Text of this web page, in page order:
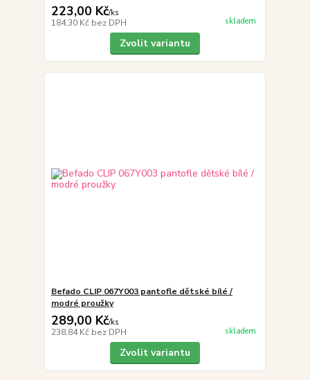
223,00 Kč/ks
184,30 Kč bez DPH skladem
Zvolit variantu
Befado CLIP 067Y003 pantofle dětské bílé /
modré proužky
289,00 Kč/ks
238,84 Kč bez DPH skladem
Zvolit variantu